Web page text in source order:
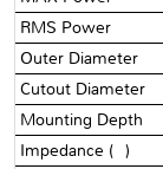
RMS Power
Outer Diameter
Cutout Diameter
Mounting Depth
Impedance (Ω)